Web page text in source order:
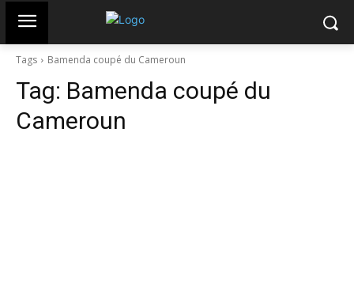
Tags Bamenda coupé du Cameroun
Tag: Bamenda coupé du
Cameroun